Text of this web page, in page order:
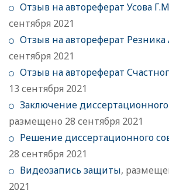
Отзыв на автореферат Усова
сентября 2021
Отзыв на автореферат Резника
сентября 2021
Отзыв на автореферат
13 сентября 2021
Заключение диссертационного
размещено 28 сентября 2021
Решение диссертационного
28 сентября 2021
Видеозапись защиты,
2021